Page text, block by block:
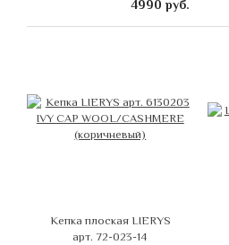
4990 руб.
Кепка плоская LIERYS
арт. 72-023-14